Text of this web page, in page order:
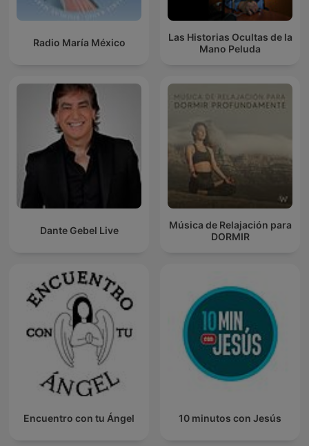
Radio María México
Las Historias Ocultas de la
Mano Peluda
Dante Gebel Live
Música de Relajación para
DORMIR
Encuentro con tu Ángel 10 minutos con Jesús